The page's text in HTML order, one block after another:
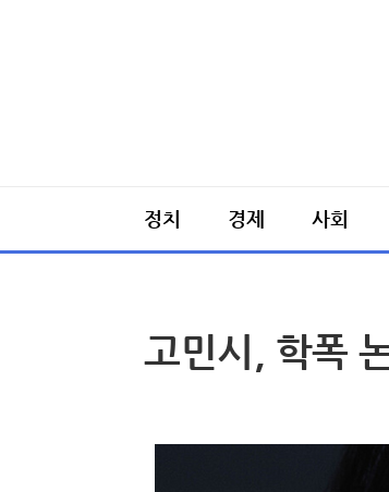
정치 경제 사회
고민시, 학폭